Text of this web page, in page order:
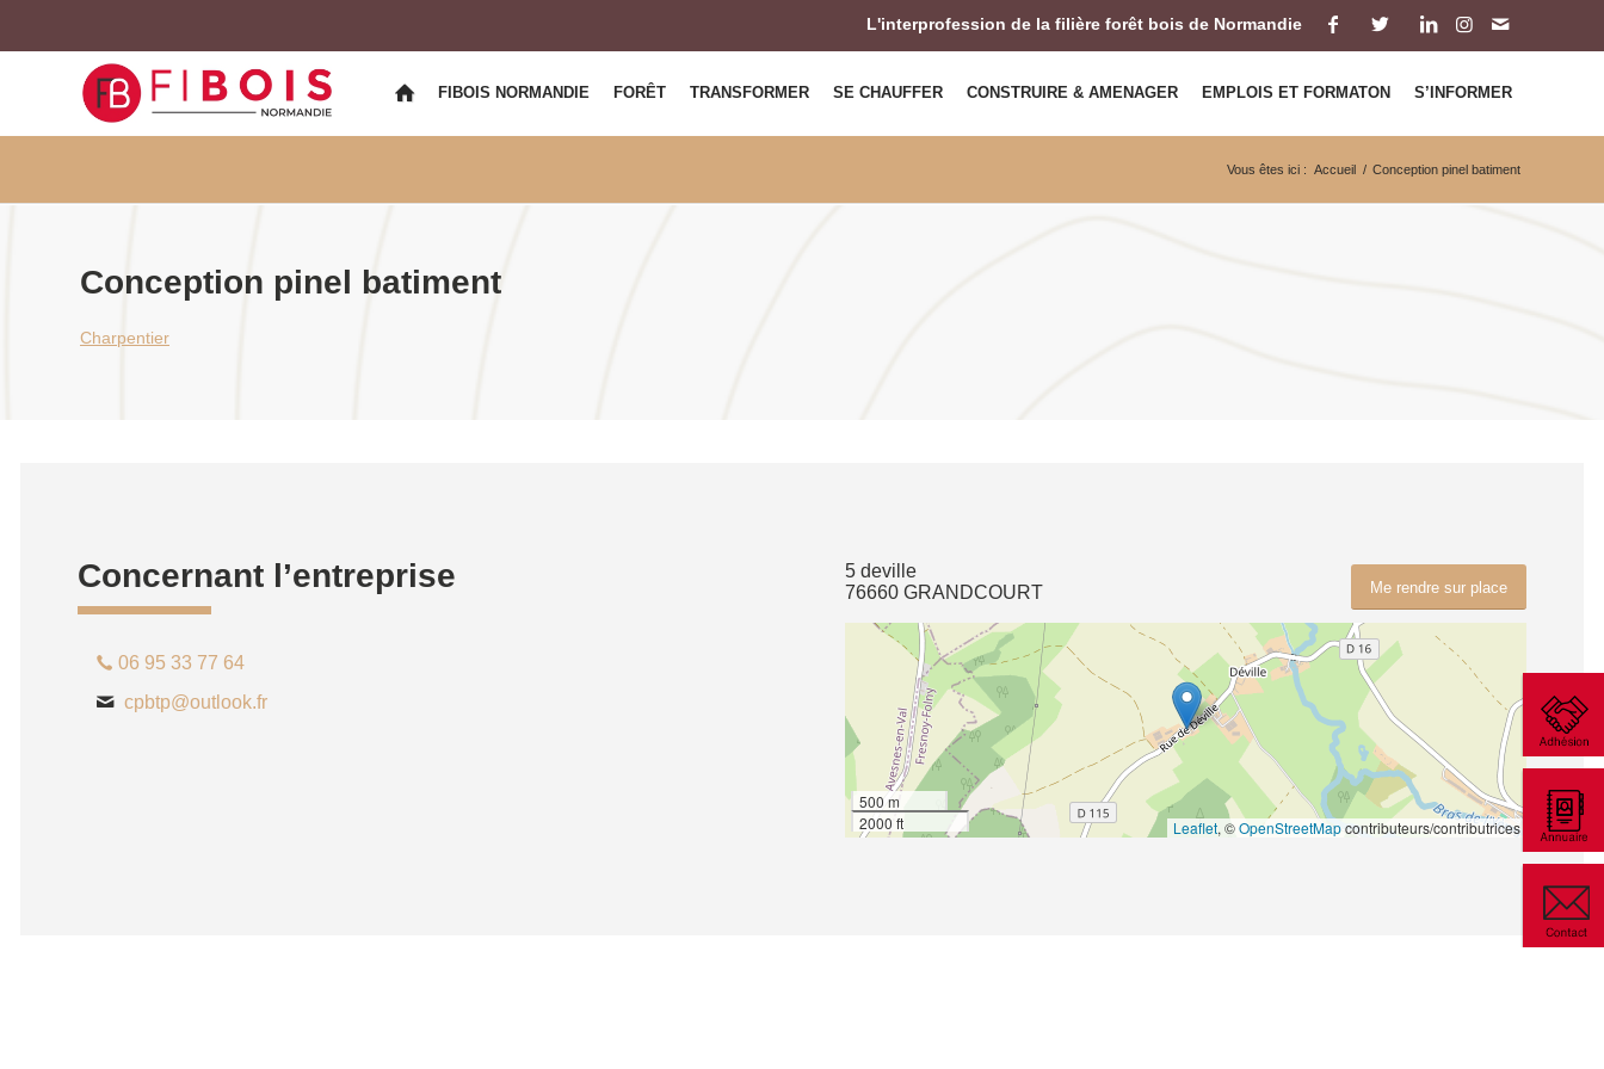
L'interprofession de la filière forêt bois de Normandie
FIBOIS NORMANDIE FORÊT TRANSFORMER SE CHAUFFER CONSTRUIRE & AMENAGER EMPLOIS ET FORMATON S’INFORMER
Vous êtes ici : Accueil / Conception pinel batiment
Conception pinel batiment
Charpentier
Concernant l’entreprise
06 95 33 77 64
cpbtp@outlook.fr
Me rendre sur place
5 deville
76660 GRANDCOURT
500 m
2000 ft
Leaflet, ©OpenStreetMapcontributeurs/contributrices